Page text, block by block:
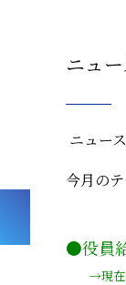
ニュ
ニュー
今月の
●役員
→現在の